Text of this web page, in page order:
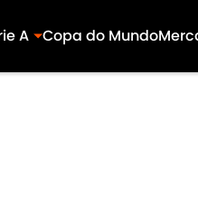
A Copa do Mundo